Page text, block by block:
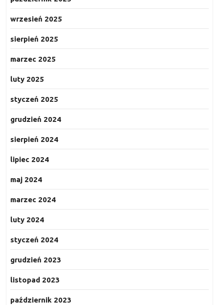
wrzesień 2025
sierpień 2025
marzec 2025
luty 2025
styczeń 2025
grudzień 2024
sierpień 2024
lipiec 2024
maj 2024
marzec 2024
luty 2024
styczeń 2024
grudzień 2023
listopad 2023
październik 2023